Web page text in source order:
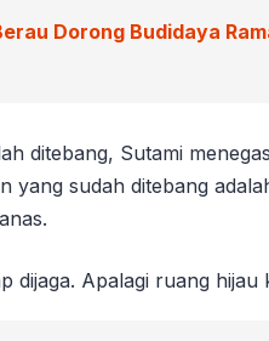
Dorong Budidaya
ditebang, Sutami
yang sudah ditebang
dijaga. Apalagi ruang